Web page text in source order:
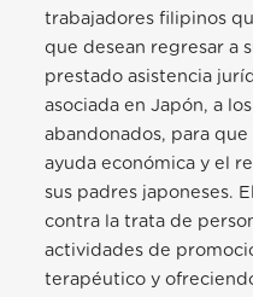
trabajadores filipinos
que desean regresar a
prestado asistencia
asociada en Japón, a
abandonados, para
ayuda económica y el
sus padres japoneses.
contra la trata de
actividades de
terapéutico y